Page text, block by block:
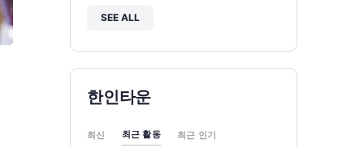
SEE ALL
한인타운
최신 최근 활동 최근 인기